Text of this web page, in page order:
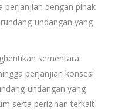
perjanjian dengan pihak
undangan yang
sementara
perjanjian konsesi
undangan yang
serta perizinan terkait